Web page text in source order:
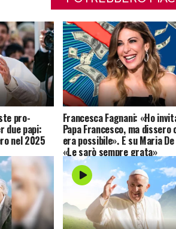
pro-
due papi:
nel 2025
Francesca Fagnani: «Ho
Papa Francesco, ma dissero
era possibile». E su Maria
«Le sarò sempre grata»